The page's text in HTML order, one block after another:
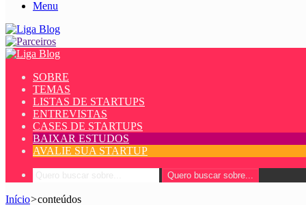
Menu
SOBRE
TEMAS
LISTAS DE STARTUPS
ENTREVISTAS
CASES DE STARTUPS
BAIXAR ESTUDOS
AVALIE SUA STARTUP
Quero buscar sobre...
Início>conteúdos